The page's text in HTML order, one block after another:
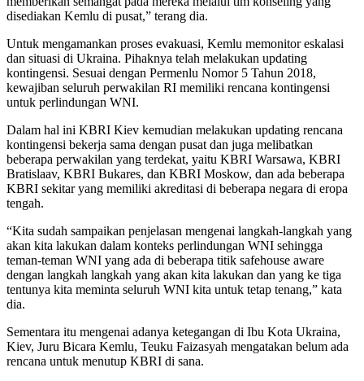
disediakan Kemlu di pusat,” terang dia.
Untuk mengamankan proses evakuasi, Kemlu memonitor eskalasi
dan situasi di Ukraina. Pihaknya telah melakukan updating
kontingensi. Sesuai dengan Permenlu Nomor 5 Tahun 2018,
kewajiban seluruh perwakilan RI memiliki rencana kontingensi
untuk perlindungan WNI.
Dalam hal ini KBRI Kiev kemudian melakukan updating rencana
kontingensi bekerja sama dengan pusat dan juga melibatkan
beberapa perwakilan yang terdekat, yaitu KBRI Warsawa, KBRI
Bratislaav, KBRI Bukares, dan KBRI Moskow, dan ada beberapa
KBRI sekitar yang memiliki akreditasi di beberapa negara di eropa
tengah.
“Kita sudah sampaikan penjelasan mengenai langkah-langkah yang
akan kita lakukan dalam konteks perlindungan WNI sehingga
teman-teman WNI yang ada di beberapa titik safehouse aware
dengan langkah langkah yang akan kita lakukan dan yang ke tiga
tentunya kita meminta seluruh WNI kita untuk tetap tenang,” kata
dia.
Sementara itu mengenai adanya ketegangan di Ibu Kota Ukraina,
Kiev, Juru Bicara Kemlu, Teuku Faizasyah mengatakan belum ada
rencana untuk menutup KBRI di sana.